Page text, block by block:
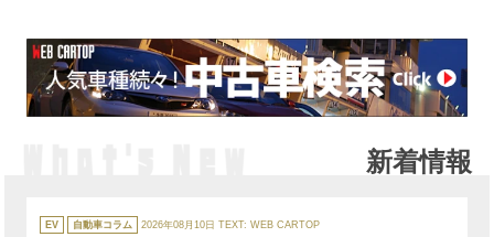
新着情報
カ
テ
ゴ
EV 自動車コラム 2026年08月10日 TEXT: WEB CARTOP